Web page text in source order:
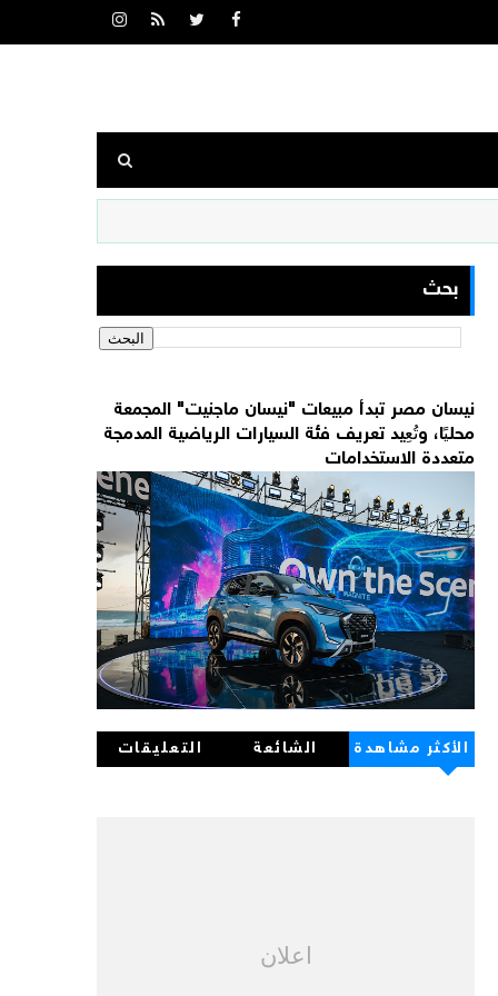
بحث
نيسان مصر تبدأ مبيعات "نيسان ماجنيت" المجمعة
محليًا، وتُعِيد تعريف فئة السيارات الرياضية المدمجة
متعددة الاستخدامات
الأكثر مشاهدة الشائعة التعليقات
اعلان